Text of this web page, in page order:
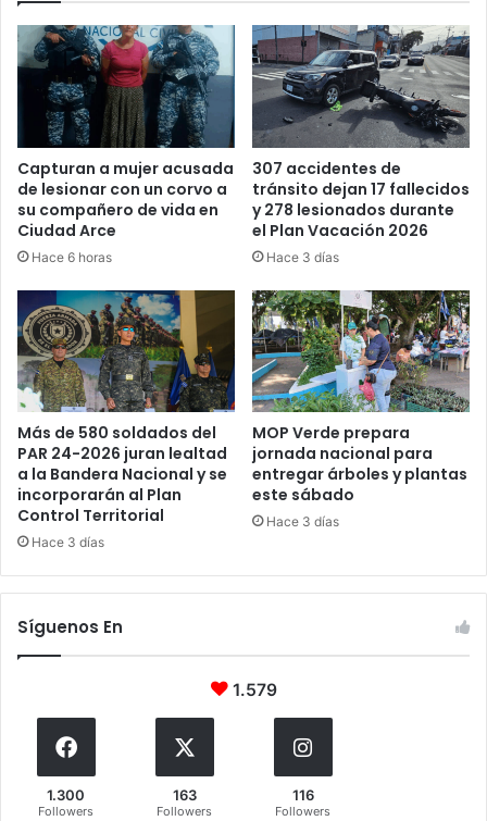
Capturan a mujer acusada
de lesionar con un corvo a
su compañero de vida en
Ciudad Arce
Hace 6 horas
307 accidentes de
tránsito dejan 17 fallecidos
y 278 lesionados durante
el Plan Vacación 2026
Hace 3 días
Más de 580 soldados del
PAR 24-2026 juran lealtad
a la Bandera Nacional y se
incorporarán al Plan
Control Territorial
Hace 3 días
MOP Verde prepara
jornada nacional para
entregar árboles y plantas
este sábado
Hace 3 días
Síguenos En
1.579
1.300
Followers
163
Followers
116
Followers